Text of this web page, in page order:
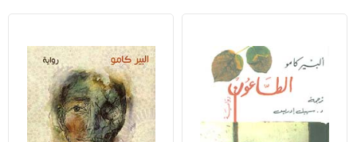
حقائب
عناية
بالذات
نيل
عن
سياسة
الشركة
حسابك
لائحة
الأمنيات